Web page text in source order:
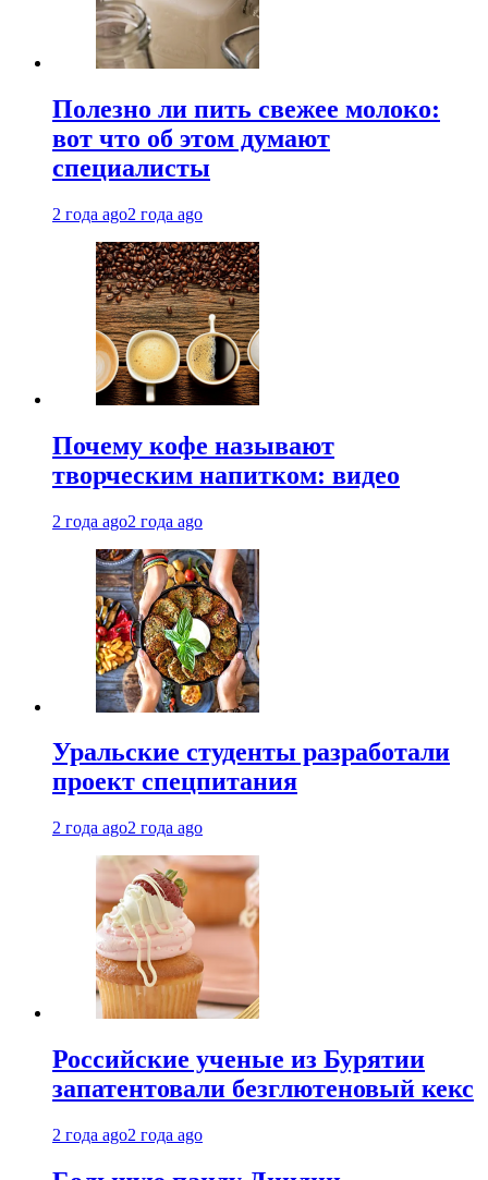
Полезно ли пить свежее молоко:
вот что об этом думают
специалисты
2 года ago2 года ago
Почему кофе называют
творческим напитком: видео
2 года ago2 года ago
Уральские студенты разработали
проект спецпитания
2 года ago2 года ago
Российские ученые из Бурятии
запатентовали безглютеновый кекс
2 года ago2 года ago